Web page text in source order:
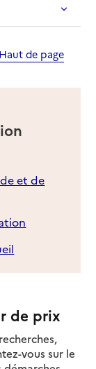
Haut de page
et de
de prix
vous sur le